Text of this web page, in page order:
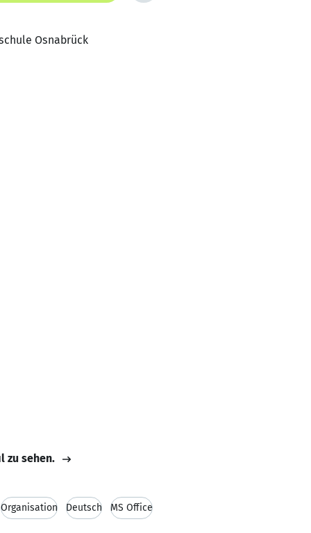
Osnabrück
zu sehen.
Organisation Deutsch MS Office